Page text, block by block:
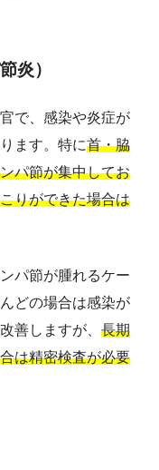
炎）
で、感染や炎症が
ます。特に首・脇
パ節が集中してお
りができた場合は
パ節が腫れるケー
どの場合は感染が
善しますが、 長期
は精密検査が必要